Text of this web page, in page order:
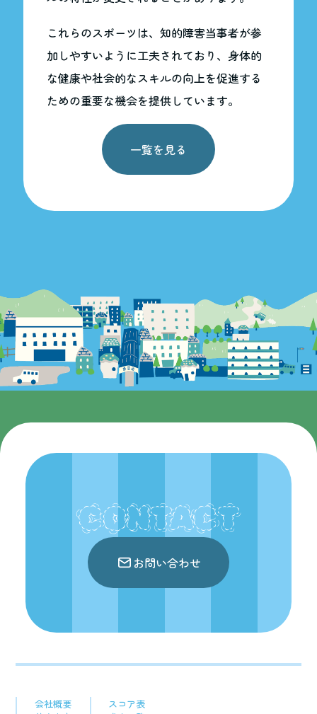
これらのスポーツは、知的障害当事者が参
加しやすいように工夫されており、身体的
な健康や社会的なスキルの向上を促進する
ための重要な機会を提供しています。
一覧を見る
CONTACT
お問い合わせ
会社概要
スコア表